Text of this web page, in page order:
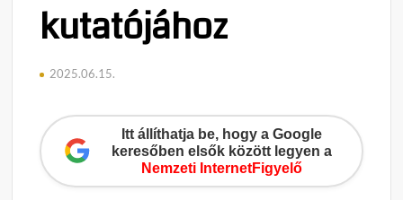
kutatójához
2025.06.15.
Itt állíthatja be, hogy a Google
keresőben elsők között legyen a
Nemzeti InternetFigyelő